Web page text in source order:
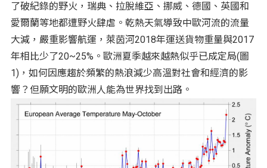
了破紀錄的野火，瑞典、拉脫維亞、挪威、德國、英國和
愛爾蘭等地都遭野火肆虐。乾熱天氣導致中歐河流的流量
大減，嚴重影響航運，萊茵河2018年運送貨物重量與2017
年相比少了20~25%。歐洲夏季越來越熱似乎已成定局(圖
1)，如何因應趨於頻繁的熱浪減少高溫對社會和經濟的影
響？但願文明的歐洲人能為世界找到出路。